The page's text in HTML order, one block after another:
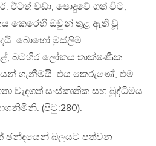
වඩා, පොදුවේ ගත් විට,
කෙරෙහි ඔවුන් තුළ ඇති වූ
බොහෝ මුස්ලිම්
බටහිර ලෝකය තාක්ෂණික
ගැනීමයි. එය කෙරුණේ, එම
වැදගත් සංස්කෘතික සහ බුද්ධිමය
(පිටු:280).
ඡන්දයෙන් බලයට පත්වන